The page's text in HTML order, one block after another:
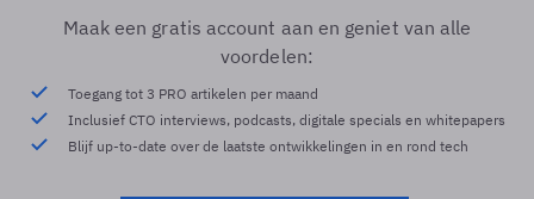
Maak een gratis account aan en geniet van alle
voordelen:
Toegang tot 3 PRO artikelen per maand
Inclusief CTO interviews, podcasts, digitale specials en whitepapers
Blijf up-to-date over de laatste ontwikkelingen in en rond tech